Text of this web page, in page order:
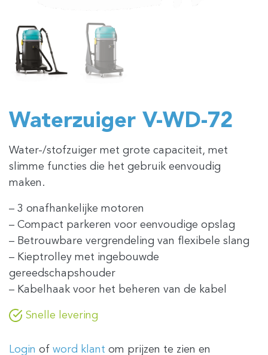
Waterzuiger V-WD-72
Water-/stofzuiger met grote capaciteit, met
slimme functies die het gebruik eenvoudig
maken.
– 3 onafhankelijke motoren
– Compact parkeren voor eenvoudige opslag
– Betrouwbare vergrendeling van flexibele slang
– Kieptrolley met ingebouwde
gereedschapshouder
– Kabelhaak voor het beheren van de kabel
Snelle levering
Login of word klant om prijzen te zien en